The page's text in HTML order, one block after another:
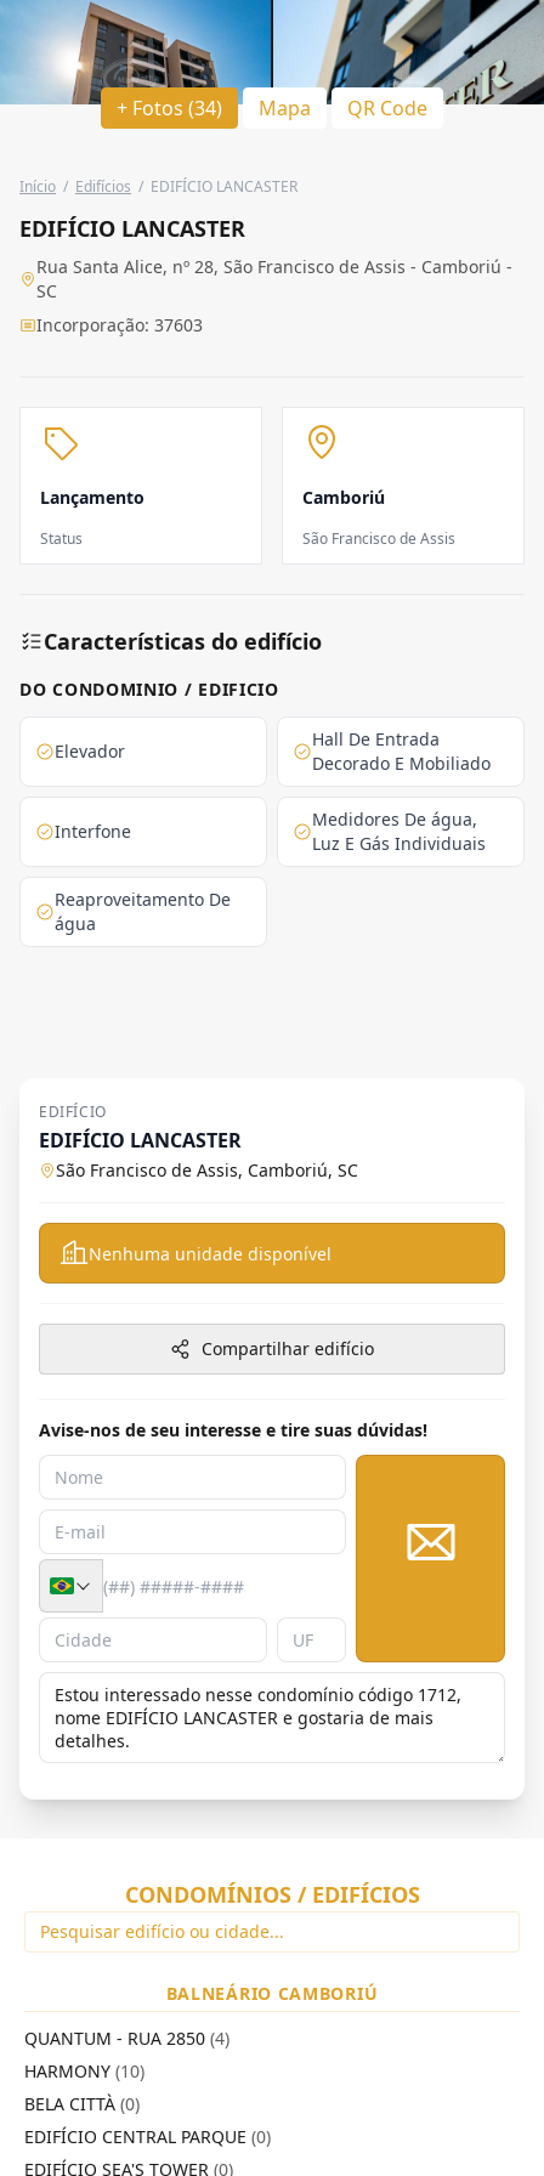
+ Fotos (34) Mapa QR Code
Início / Edifícios / EDIFÍCIO LANCASTER
EDIFÍCIO LANCASTER
Rua Santa Alice, nº 28, São Francisco de Assis - Camboriú -
SC
Incorporação: 37603
Lançamento
Status
Camboriú
São Francisco de Assis
Características do edifício
DO CONDOMINIO / EDIFICIO
Elevador
Hall De Entrada
Decorado E Mobiliado
Interfone
Medidores De água,
Luz E Gás Individuais
Reaproveitamento De
água
EDIFÍCIO
EDIFÍCIO LANCASTER
São Francisco de Assis, Camboriú, SC
Nenhuma unidade disponível
Compartilhar edifício
Avise-nos de seu interesse e tire suas dúvidas!
CONDOMÍNIOS / EDIFÍCIOS
BALNEÁRIO CAMBORIÚ
QUANTUM - RUA 2850 (4)
HARMONY (10)
BELA CITTÀ (0)
EDIFÍCIO CENTRAL PARQUE (0)
EDIFÍCIO SEA'S TOWER (0)